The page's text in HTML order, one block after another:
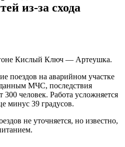
из-за схода
Кислый Ключ — Артеушка.
поездов на аварийном участке
МЧС, последствия
человек. Работа усложняется
минус 39 градусов.
не уточняется, но известно,